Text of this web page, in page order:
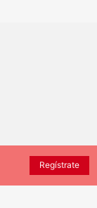
Regístrate